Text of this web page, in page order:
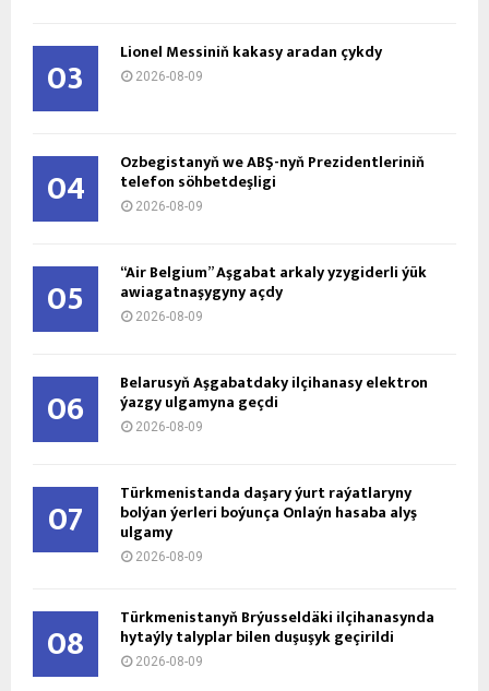
03 Lionel Messiniň kakasy aradan çykdy
2026-08-09
04 Özbegistanyň we ABŞ-nyň Prezidentleriniň
telefon söhbetdeşligi
2026-08-09
05 “Air Belgium” Aşgabat arkaly yzygiderli ýük
awiagatnaşygyny açdy
2026-08-09
06 Belarusyň Aşgabatdaky ilçihanasy elektron
ýazgy ulgamyna geçdi
2026-08-09
07 Türkmenistanda daşary ýurt raýatlaryny
bolýan ýerleri boýunça Onlaýn hasaba alyş
ulgamy
2026-08-09
08 Türkmenistanyň Brýusseldäki ilçihanasynda
hytaýly talyplar bilen duşuşyk geçirildi
2026-08-09